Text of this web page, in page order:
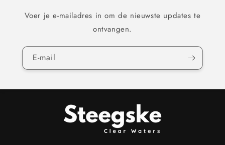
Voer je e-mailadres in om de nieuwste updates te
ontvangen.
E‑mail